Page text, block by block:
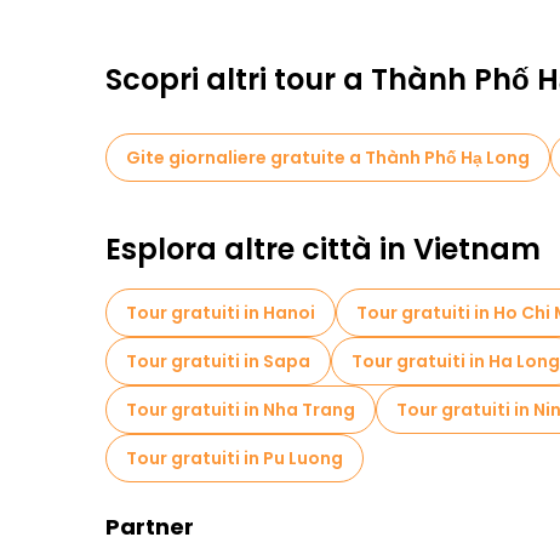
Scopri altri tour a Thành Phố
Gite giornaliere gratuite a Thành Phố Hạ Long
Esplora altre città in Vietnam
Tour gratuiti in Hanoi Tour gratuiti in Ho Chi
Tour gratuiti in Sapa
Tour gratuiti in Ha Long
Tour gratuiti in Nha Trang
Tour gratuiti in
Tour gratuiti in Pu Luong
Partner